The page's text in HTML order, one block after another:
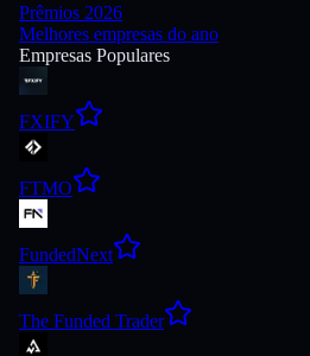
Prêmios 2026
Melhores empresas do ano
Empresas Populares
FXIFY
FTMO
FundedNext
The Funded Trader